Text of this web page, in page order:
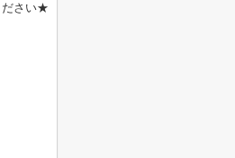
ださい★